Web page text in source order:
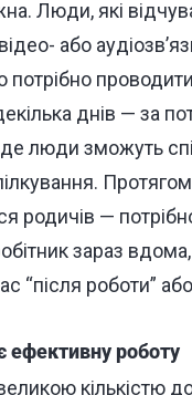
Люди, які
або
проводити
днів — за
люди зможуть
родичів —
зараз вдома,
“після роботи”
ефективну роботу
кількістю